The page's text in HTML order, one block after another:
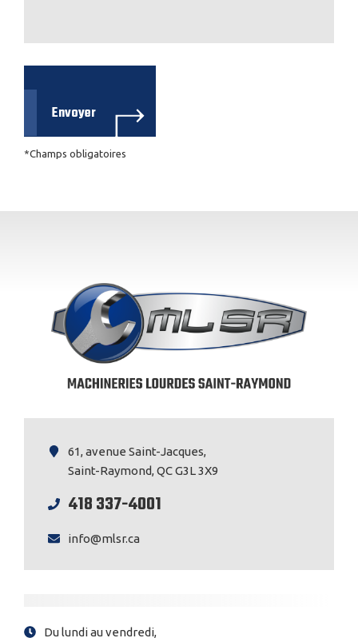
*Champs obligatoires
61, avenue Saint-Jacques,
Saint-Raymond, QC G3L 3X9
418 337-4001
info@mlsr.ca
Du lundi au vendredi,